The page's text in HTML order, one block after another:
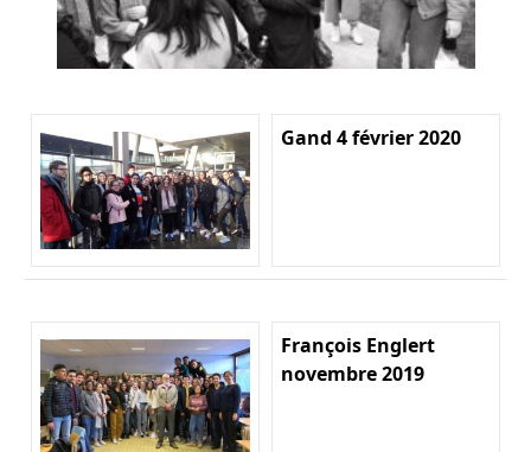
Gand 4 février 2020
François Englert
novembre 2019